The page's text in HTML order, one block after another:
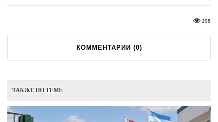
259
КОММЕНТАРИИ (0)
ТАКЖЕ ПО ТЕМЕ